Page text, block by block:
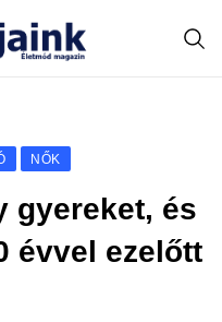
NŐK
gyereket, és
évvel ezelőtt